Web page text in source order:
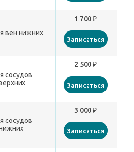
вен нижних
1 700 ₽
Записаться
сосудов
2 500 ₽
Записаться
сосудов
3 000 ₽
Записаться